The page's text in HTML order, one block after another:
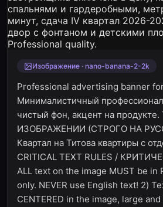
Изображение · nano-banana-2-2k
Professional advertising banner
Минималистичный
чистый фон, акцент на
ИЗОБРАЖЕНИИ (СТРОГО НА
Квартал на Титова квартиры с
CRITICAL TEXT RULES /
ALL text on the image MUST be in
only. NEVER use English text! 2)
CENTERED in the image, large